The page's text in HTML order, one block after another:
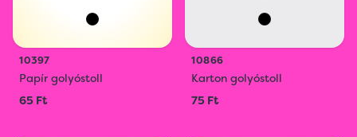
10397
Papír golyóstoll
65 Ft
10866
Karton golyóstoll
75 Ft